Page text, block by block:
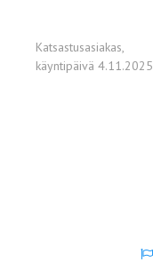
Katsastusasiakas,
käyntipäivä 4.11.2025